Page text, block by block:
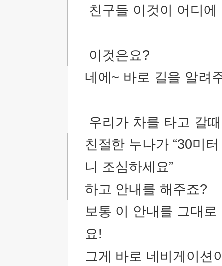
친구들 이것이 어디
이것은요?
네에~ 바로 길을 알려
우리가 차를 타고 갈
친절한 누나가 “30미
니 조심하세요”
하고 안내를 해주죠?
보통 이 안내를 그대
요!
그게 바로 네비게이션